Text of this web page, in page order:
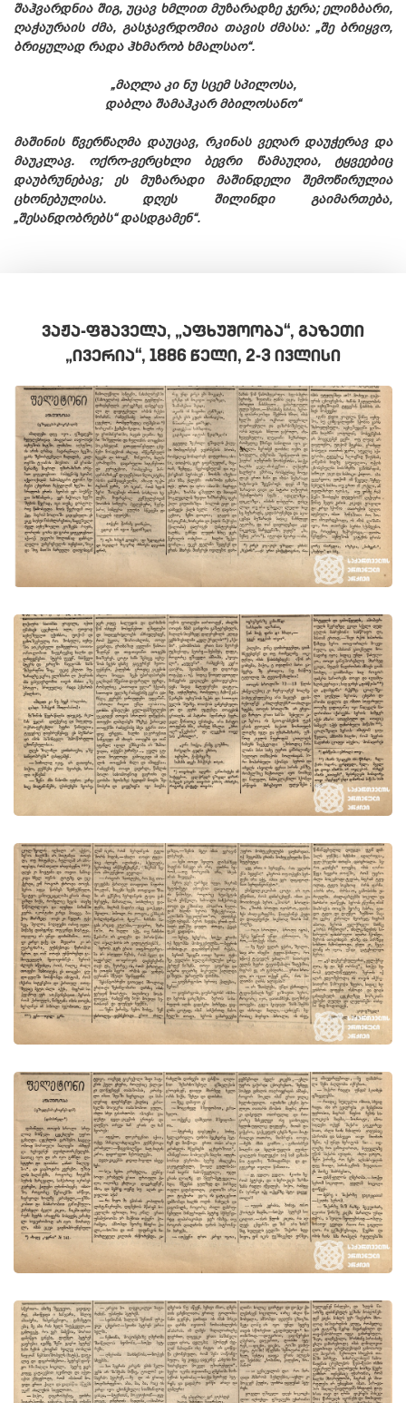
შაჰვარდნია შიგ, უცავ ხმლით მუზარადზე ჯერა; ელიზბარი,
ღაჭაურაის ძმა, გასჯავრდომია თავის ძმასა: „შე ბრიყვო,
ბრიყულად რადა ჰხმარობ ხმალსაო“.
„მაღლა კი ნუ სცემ სპილოსა,
დაბლა შამაჰკარ მბილოსანო“
მაშინის წვერწაღმა დაუცავ, რკინას ვეღარ დაუჭერავ და
მაუკლავ. ოქრო-ვერცხლი ბევრი წამაუღია, ტყვეებიც
დაუბრუნებავ; ეს მუზარადი მაშინდელი შემოწირულია
ცხონებულისა. დღეს შილინდი გაიმართება,
„შესანდობრებს“ დასდგამენ“.
ᲕᲐᲟᲐ-ᲤᲨᲐᲕᲔᲚᲐ, „ᲐᲤᲮᲣᲨᲝᲝᲑᲐ“, ᲒᲐᲖᲔᲗᲘ
„ᲘᲕᲔᲠᲘᲐ“, 1886 ᲬᲔᲚᲘ, 2-3 ᲘᲕᲚᲘᲡᲘ